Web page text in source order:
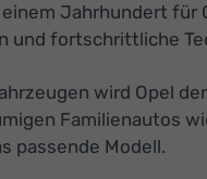
Jahrhundert
und fortschrittliche
wird Opel
Familienautos
passende Modell.